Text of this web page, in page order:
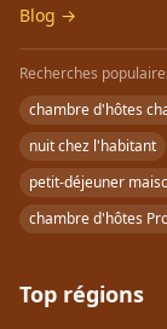
Blog →
Recherches
chambre d'hôtes
nuit chez l'habitant
petit-déjeuner
chambre d'hôtes
Top régions